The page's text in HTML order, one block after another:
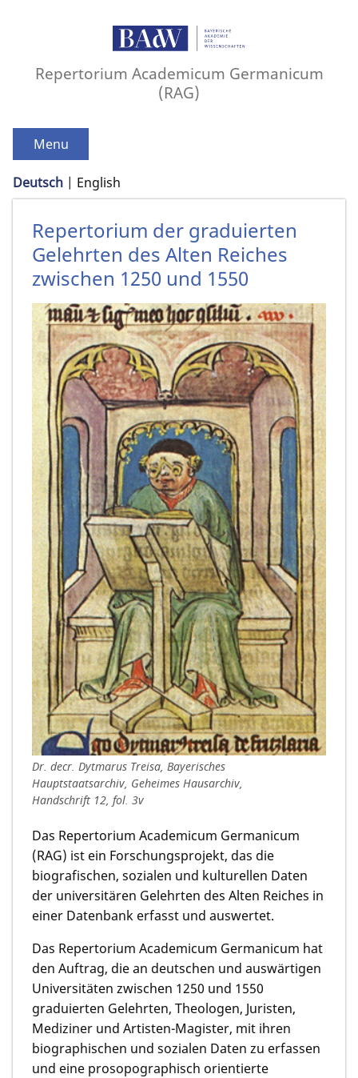
Repertorium Academicum Germanicum
(RAG)
Menu
Deutsch English
Repertorium der graduierten
Gelehrten des Alten Reiches
zwischen 1250 und 1550
Dr. decr. Dytmarus Treisa, Bayerisches
Hauptstaatsarchiv, Geheimes Hausarchiv,
Handschrift 12, fol. 3v
Das Repertorium Academicum Germanicum
(RAG) ist ein Forschungsprojekt, das die
biografischen, sozialen und kulturellen Daten
der universitären Gelehrten des Alten Reiches in
einer Datenbank erfasst und auswertet.
Das Repertorium Academicum Germanicum hat
den Auftrag, die an deutschen und auswärtigen
Universitäten zwischen 1250 und 1550
graduierten Gelehrten, Theologen, Juristen,
Mediziner und Artisten-Magister, mit ihren
biographischen und sozialen Daten zu erfassen
und eine prosopographisch orientierte